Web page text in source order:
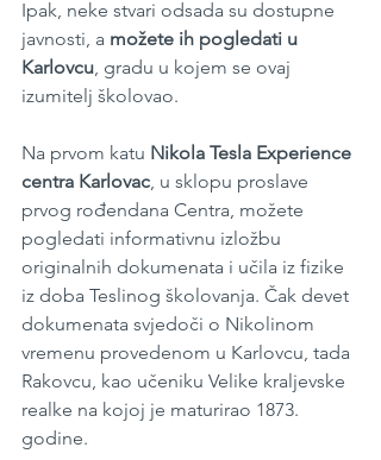
Ipak, neke stvari odsada su dostupne
javnosti, a možete ih pogledati u
Karlovcu, gradu u kojem se ovaj
izumitelj školovao.
Na prvom katu Nikola Tesla Experience
centra Karlovac, u sklopu proslave
prvog rođendana Centra, možete
pogledati informativnu izložbu
originalnih dokumenata i učila iz fizike
iz doba Teslinog školovanja. Čak devet
dokumenata svjedoči o Nikolinom
vremenu provedenom u Karlovcu, tada
Rakovcu, kao učeniku Velike kraljevske
realke na kojoj je maturirao 1873.
godine.